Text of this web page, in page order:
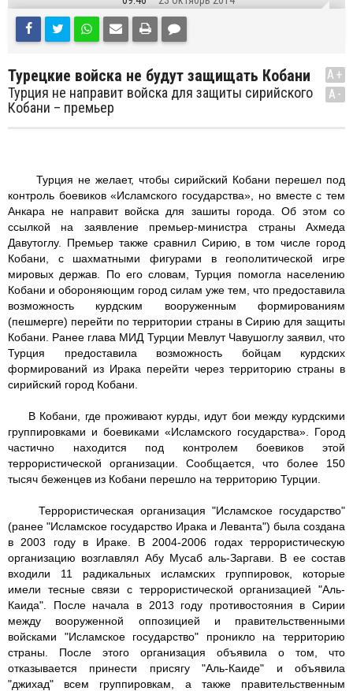
Турецкие войска не будут защищать Кобани
Турция не направит войска для защиты сирийского
Кобани – премьер
A+
A-
Турция не желает, чтобы сирийский Кобани перешел под
контроль боевиков «Исламского государства», но вместе с тем
Анкара не направит войска для зашиты города. Об этом со
ссылкой на заявление премьер-министра страны Ахмеда
Давутоглу. Премьер также сравнил Сирию, в том числе город
Кобани, с шахматными фигурами в геополитической игре
мировых держав. По его словам, Турция помогла населению
Кобани и обороняющим город силам уже тем, что предоставила
возможность курдским вооруженным формированиям
(пешмерге) перейти по территории страны в Сирию для защиты
Кобани. Ранее глава МИД Турции Мевлут Чавушоглу заявил, что
Турция предоставила возможность бойцам курдских
формирований из Ирака перейти через территорию страны в
сирийский город Кобани.
В Кобани, где проживают курды, идут бои между курдскими
группировками и боевиками «Исламского государства». Город
частично находится под контролем боевиков этой
террористической организации. Сообщается, что более 150
тысяч беженцев из Кобани перешло на территорию Турции.
Террористическая организация "Исламское государство"
(ранее "Исламское государство Ирака и Леванта") была создана
в 2003 году в Ираке. В 2004-2006 годах террористическую
организацию возглавлял Абу Мусаб аль-Заргави. В ее состав
входили 11 радикальных исламских группировок, которые
имели тесные связи с террористической организацией "Аль-
Каида". После начала в 2013 году противостояния в Сирии
между вооруженной оппозицией и правительственными
войсками "Исламское государство" проникло на территорию
страны. После этого организация объявила о том, что
отказывается принести присягу "Аль-Каиде" и объявила
"джихад" всем группировкам, а также правительственным